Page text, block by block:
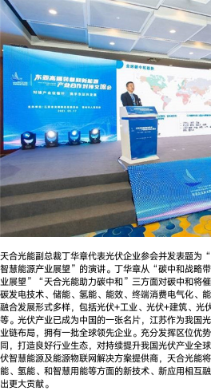
天合光能副总裁丁华章代表光伏企业参会并发表题
智慧能源产业展望”的演讲。丁华章从“碳中和战略
业展望”“天合光能助力碳中和”三方面对碳中和将
碳发电技术、储能、氢能、能效、终端消费电气化、
融合发展形式多样，包括光伏+工业、光伏+建筑、光
等。光伏产业已成为中国的一张名片，江苏作为我国
业链布局，拥有一批全球领先企业。充分发挥区位优
同，打造良好行业生态，对持续提升我国光伏产业全
伏智慧能源及能源物联网解决方案提供商，天合光能
能、氢能、和智慧用能等方面的新技术、新应用相互
出更大贡献。